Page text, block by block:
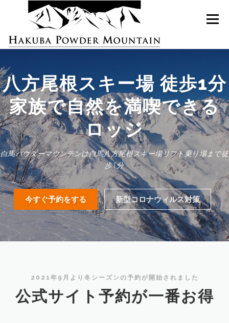
ス
キ
ッ
プ
メニュー
スキーレンタル お問い合わせ 日本語
英語
八方尾根スキー場 徒歩1分
家族で自然を満喫できる
ロッジ
白馬パウダーマウンテンは白馬八方尾根スキー場リフト乗り場まで徒
歩1分
今すぐ予約をする 新型コロナウィルス対策
2021年9月より冬シーズンの予約が開始されました
公式サイト予約が一番お得